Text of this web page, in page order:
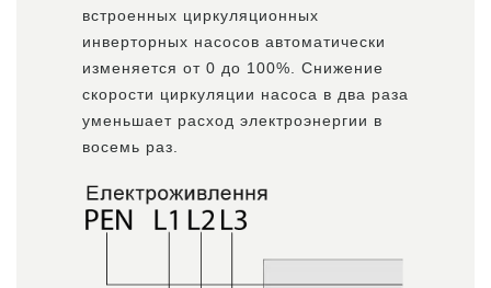
встроенных циркуляционных
инверторных насосов автоматически
изменяется от 0 до 100%. Снижение
скорости циркуляции насоса в два раза
уменьшает расход электроэнергии в
восемь раз.